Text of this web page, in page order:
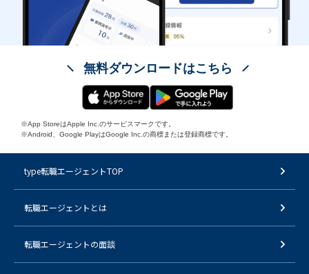
無料ダウンロードはこちら
※App StoreはApple Inc.のサービスマークです。
※Android、Google PlayはGoogle Inc.の商標または登録商標です。
type転職エージェントTOP
転職エージェントとは
転職エージェントの面談